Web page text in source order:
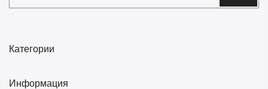
Категории
Информация